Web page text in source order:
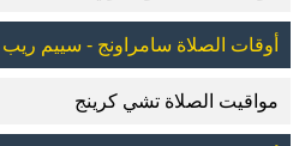
أوقات الصلاة سامراونج - سييم ريب
مواقيت الصلاة تشي كرينج